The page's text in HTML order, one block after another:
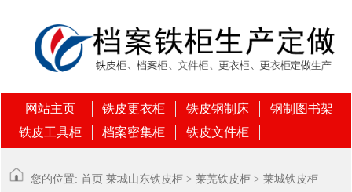
网站主页 铁皮更衣柜 铁皮钢制床
钢制图书架
铁皮工具柜
档案密集柜 铁皮文件柜
您的位置: 首页 莱城山东铁皮柜 > 莱芜铁皮柜 > 莱城铁皮柜